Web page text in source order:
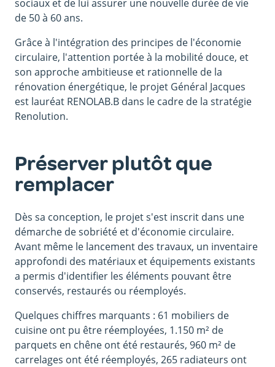
sociaux et de lui assurer une nouvelle durée de vie
de 50 à 60 ans.
Grâce à l'intégration des principes de l'économie
circulaire, l'attention portée à la mobilité douce, et
son approche ambitieuse et rationnelle de la
rénovation énergétique, le projet Général Jacques
est lauréat RENOLAB.B dans le cadre de la stratégie
Renolution.
Préserver plutôt que
remplacer
Dès sa conception, le projet s'est inscrit dans une
démarche de sobriété et d'économie circulaire.
Avant même le lancement des travaux, un inventaire
approfondi des matériaux et équipements existants
a permis d'identifier les éléments pouvant être
conservés, restaurés ou réemployés.
Quelques chiffres marquants : 61 mobiliers de
cuisine ont pu être réemployées, 1.150 m² de
parquets en chêne ont été restaurés, 960 m² de
carrelages ont été réemployés, 265 radiateurs ont